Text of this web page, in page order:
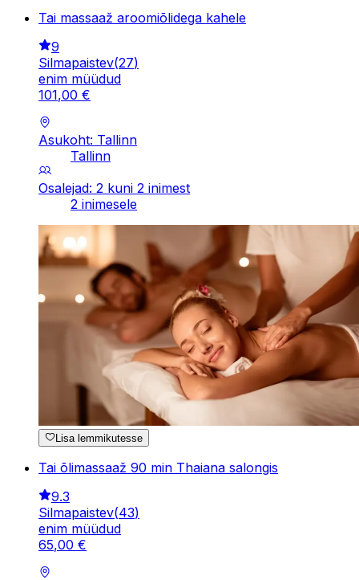
Tai massaaž aroomiõlidega kahele
9
Silmapaistev(27)
enim müüdud
101,00 €
Asukoht: Tallinn
Tallinn
Osalejad: 2 kuni 2 inimest
2 inimesele
Lisa lemmikutesse
Tai õlimassaaž 90 min Thaiana salongis
9.3
Silmapaistev(43)
enim müüdud
65,00 €